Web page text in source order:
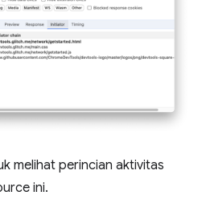
melihat perincian aktivitas
ini.